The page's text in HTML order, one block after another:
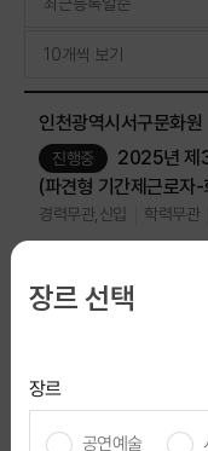
인천광역시서구문화원
진행중
2025년 제
(파견형 기간제근로자
경력무관,신입 학력무관
(재)밀양문화관광재단
사업운영·해천상상루
경력무관
D-11 2026-08-18 마감
장르 선택
장르
공연예술